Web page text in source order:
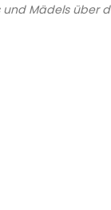
Mädels über